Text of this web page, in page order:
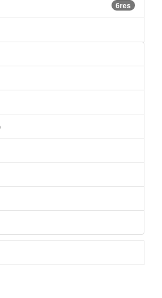
6res